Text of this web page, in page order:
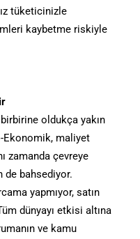
tüketicinizle
kaybetme riskiyle
oldukça yakın
Ekonomik, maliyet
zamanda çevreye
de bahsediyor.
yapmıyor, satın
dünyayı etkisi altına
ve kamu